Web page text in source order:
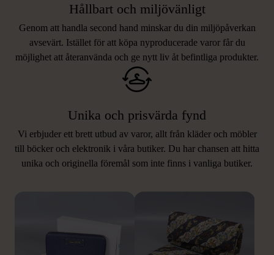
Hållbart och miljövänligt
Genom att handla second hand minskar du din miljöpåverkan
avsevärt. Istället för att köpa nyproducerade varor får du
möjlighet att återanvända och ge nytt liv åt befintliga produkter.
Unika och prisvärda fynd
Vi erbjuder ett brett utbud av varor, allt från kläder och möbler
till böcker och elektronik i våra butiker. Du har chansen att hitta
unika och originella föremål som inte finns i vanliga butiker.
LIKNANDE PRODUKTER
Hitta produkter som påminner om denna